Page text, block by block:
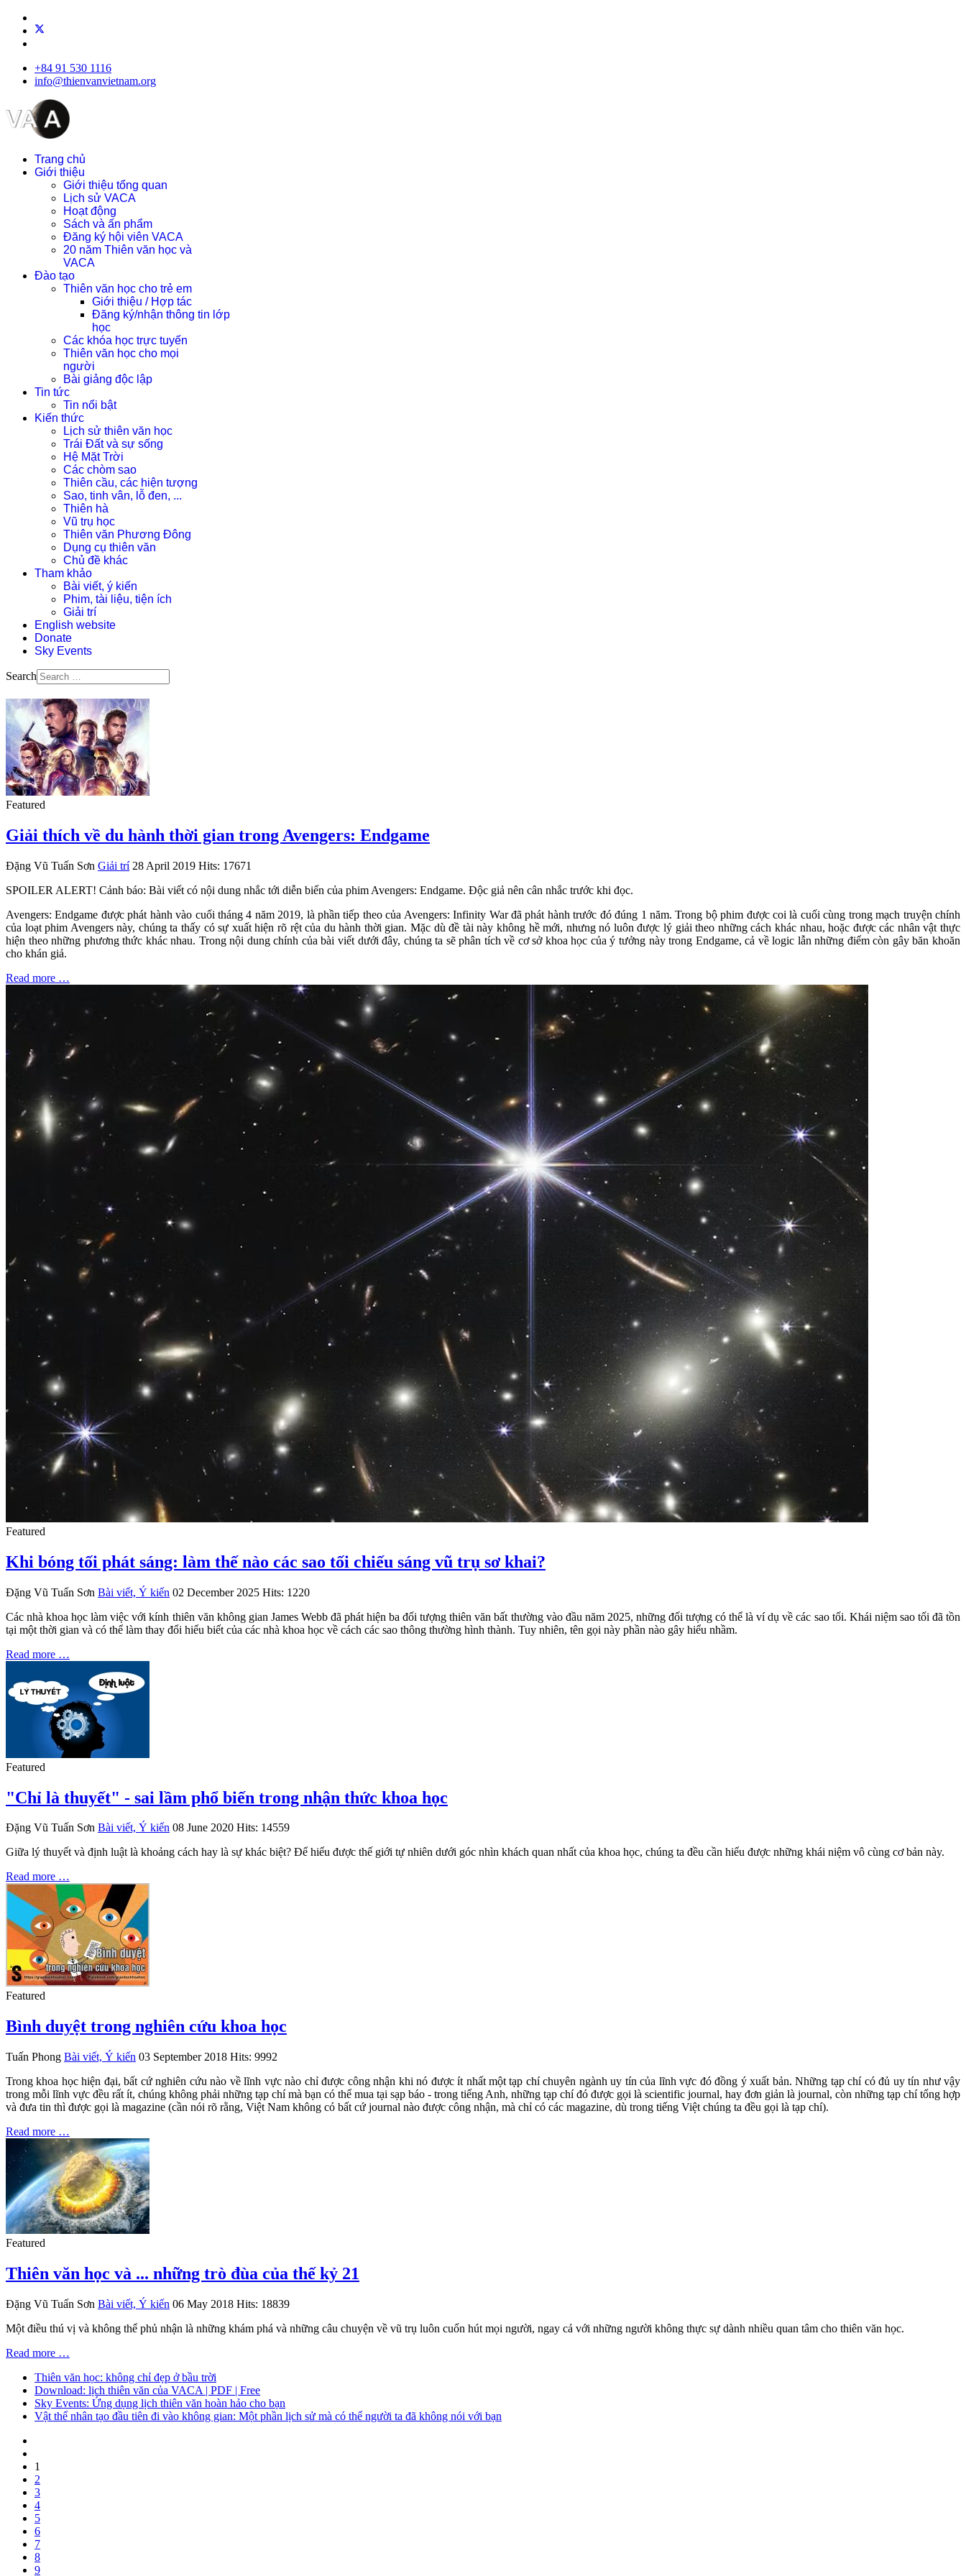
+84 91 530 1116
info@thienvanvietnam.org
Trang chủ
Giới thiệu
Giới thiệu tổng quan
Lịch sử VACA
Hoạt động
Sách và ấn phẩm
Đăng ký hội viên VACA
20 năm Thiên văn học và
VACA
Đào tạo
Thiên văn học cho trẻ em
Giới thiệu / Hợp tác
Đăng ký/nhận thông tin lớp
học
Các khóa học trực tuyến
Thiên văn học cho mọi
người
Bài giảng độc lập
Tin tức
Tin nổi bật
Kiến thức
Lịch sử thiên văn học
Trái Đất và sự sống
Hệ Mặt Trời
Các chòm sao
Thiên cầu, các hiện tượng
Sao, tinh vân, lỗ đen, ...
Thiên hà
Vũ trụ học
Thiên văn Phương Đông
Dụng cụ thiên văn
Chủ đề khác
Tham khảo
Bài viết, ý kiến
Phim, tài liệu, tiện ích
Giải trí
English website
Donate
Sky Events
Search
Featured
Giải thích về du hành thời gian trong Avengers: Endgame
Đặng Vũ Tuấn Sơn Giải trí 28 April 2019 Hits: 17671
SPOILER ALERT! Cảnh báo: Bài viết có nội dung nhắc tới diễn biến của phim Avengers: Endgame. Độc giả nên cân nhắc trước khi đọc.
Avengers: Endgame được phát hành vào cuối tháng 4 năm 2019, là phần tiếp theo của Avengers: Infinity War đã phát hành trước đó đúng 1 năm. Trong bộ phim được coi là cuối cùng trong mạch truyện chính
của loạt phim Avengers này, chúng ta thấy có sự xuất hiện rõ rệt của du hành thời gian. Mặc dù đề tài này không hề mới, nhưng nó luôn được lý giải theo những cách khác nhau, hoặc được các nhân vật thực
hiện theo những phương thức khác nhau. Trong nội dung chính của bài viết dưới đây, chúng ta sẽ phân tích về cơ sở khoa học của ý tưởng này trong Endgame, cả về logic lẫn những điểm còn gây băn khoăn
cho khán giả.
Read more …
Featured
Khi bóng tối phát sáng: làm thế nào các sao tối chiếu sáng vũ trụ sơ khai?
Đặng Vũ Tuấn Sơn Bài viết, Ý kiến 02 December 2025 Hits: 1220
Các nhà khoa học làm việc với kính thiên văn không gian James Webb đã phát hiện ba đối tượng thiên văn bất thường vào đầu năm 2025, những đối tượng có thể là ví dụ về các sao tối. Khái niệm sao tối đã tồn
tại một thời gian và có thể làm thay đổi hiểu biết của các nhà khoa học về cách các sao thông thường hình thành. Tuy nhiên, tên gọi này phần nào gây hiểu nhầm.
Read more …
Featured
"Chỉ là thuyết" - sai lầm phổ biến trong nhận thức khoa học
Đặng Vũ Tuấn Sơn Bài viết, Ý kiến 08 June 2020 Hits: 14559
Giữa lý thuyết và định luật là khoảng cách hay là sự khác biệt? Để hiểu được thế giới tự nhiên dưới góc nhìn khách quan nhất của khoa học, chúng ta đều cần hiểu được những khái niệm vô cùng cơ bản này.
Read more …
Featured
Bình duyệt trong nghiên cứu khoa học
Tuấn Phong Bài viết, Ý kiến 03 September 2018 Hits: 9992
Trong khoa học hiện đại, bất cứ nghiên cứu nào về lĩnh vực nào chỉ được công nhận khi nó được ít nhất một tạp chí chuyên ngành uy tín của lĩnh vực đó đồng ý xuất bản. Những tạp chí có đủ uy tín như vậy
trong mỗi lĩnh vực đều rất ít, chúng không phải những tạp chí mà bạn có thể mua tại sạp báo - trong tiếng Anh, những tạp chí đó được gọi là scientific journal, hay đơn giản là journal, còn những tạp chí tổng hợp
và đưa tin thì được gọi là magazine (cần nói rõ rằng, Việt Nam không có bất cứ journal nào được công nhận, mà chỉ có các magazine, dù trong tiếng Việt chúng ta đều gọi là tạp chí).
Read more …
Featured
Thiên văn học và ... những trò đùa của thế kỷ 21
Đặng Vũ Tuấn Sơn Bài viết, Ý kiến 06 May 2018 Hits: 18839
Một điều thú vị và không thể phủ nhận là những khám phá và những câu chuyện về vũ trụ luôn cuốn hút mọi người, ngay cả với những người không thực sự dành nhiều quan tâm cho thiên văn học.
Read more …
Thiên văn học: không chỉ đẹp ở bầu trời
Download: lịch thiên văn của VACA | PDF | Free
Sky Events: Ứng dụng lịch thiên văn hoàn hảo cho bạn
Vật thể nhân tạo đầu tiên đi vào không gian: Một phần lịch sử mà có thể người ta đã không nói với bạn
1
2
3
4
5
6
7
8
9